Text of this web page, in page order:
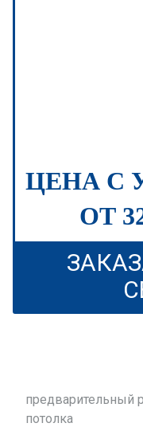
ЦЕНА С
ОТ
предварительный
потолка